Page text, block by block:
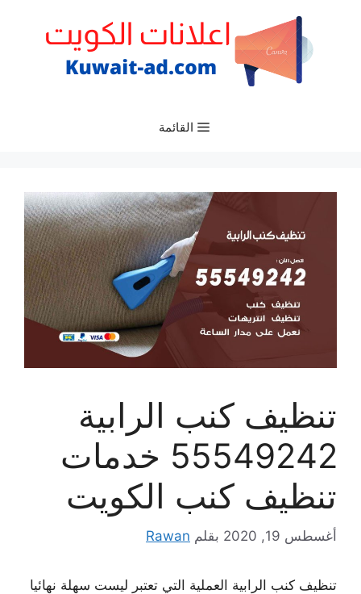
القائمة
تنظيف كنب الرابية
55549242 خدمات
تنظيف كنب الكويت
أغسطس 19, 2020 بقلم Rawan
تنظيف كنب الرابية العملية التي تعتبر ليست سهلة نهائيا